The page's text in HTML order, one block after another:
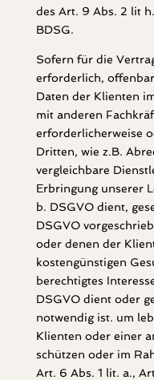
des Art. 9 Abs. 2 lit
BDSG.
Sofern für die
erforderlich,
Daten der Klienten
mit anderen
erforderlicherweise
Dritten, wie z.B.
vergleichbare
Erbringung unserer
b. DSGVO dient,
DSGVO
oder denen der
kostengünstigen
berechtigtes
DSGVO dient oder
notwendig ist. um
Klienten oder einer
schützen oder im
Art. 6 Abs. 1 lit. a.,